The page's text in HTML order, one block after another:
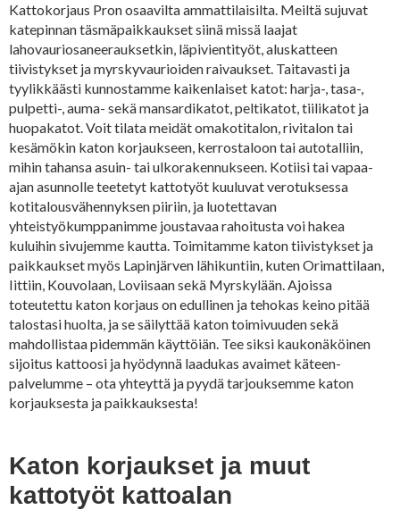
Kattokorjaus Pron osaavilta ammattilaisilta. Meiltä sujuvat
katepinnan täsmäpaikkaukset siinä missä laajat
lahovauriosaneerauksetkin, läpivientityöt, aluskatteen
tiivistykset ja myrskyvaurioiden raivaukset. Taitavasti ja
tyylikkäästi kunnostamme kaikenlaiset katot: harja-, tasa-,
pulpetti-, auma- sekä mansardikatot, peltikatot, tiilikatot ja
huopakatot. Voit tilata meidät omakotitalon, rivitalon tai
kesämökin katon korjaukseen, kerrostaloon tai autotalliin,
mihin tahansa asuin- tai ulkorakennukseen. Kotiisi tai vapaa-
ajan asunnolle teetetyt kattotyöt kuuluvat verotuksessa
kotitalousvähennyksen piiriin, ja luotettavan
yhteistyökumppanimme joustavaa rahoitusta voi hakea
kuluihin sivujemme kautta. Toimitamme katon tiivistykset ja
paikkaukset myös Lapinjärven lähikuntiin, kuten Orimattilaan,
Iittiin, Kouvolaan, Loviisaan sekä Myrskylään. Ajoissa
toteutettu katon korjaus on edullinen ja tehokas keino pitää
talostasi huolta, ja se säilyttää katon toimivuuden sekä
mahdollistaa pidemmän käyttöiän. Tee siksi kaukonäköinen
sijoitus kattoosi ja hyödynnä laadukas avaimet käteen-
palvelumme – ota yhteyttä ja pyydä tarjouksemme katon
korjauksesta ja paikkauksesta!
Katon korjaukset ja muut
kattotyöt kattoalan